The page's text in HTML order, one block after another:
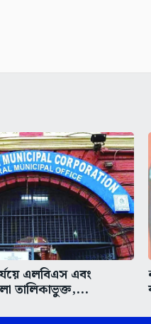
এলবিএস এবং
তালিকাভুক্ত,...